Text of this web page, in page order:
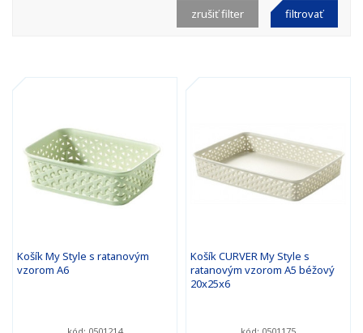
filtrovať
zrušiť filter
Košík My Style s ratanovým
vzorom A6
Košík CURVER My Style s
ratanovým vzorom A5 béžový
20x25x6